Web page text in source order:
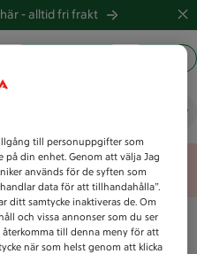
-alltid fri frakt
error
till personuppgifter som
på din enhet. Genom att välja Jag
används för de syften som
data för att tillhandahålla”.
ditt samtycke inaktiveras de. Om
och vissa annonser som du ser
till denna meny för att
när som helst genom att klicka